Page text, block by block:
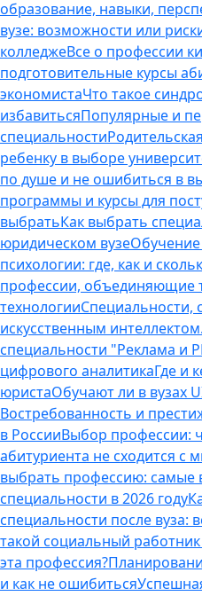
образование, навыки,
вузе: возможности или
колледжеВсе о профессии
подготовительные курсы
экономистаЧто такое
избавитьсяПопулярные и
специальности
ребенку в выборе
по душе и не ошибиться в
программы и курсы для
выбратьКак выбрать
юридическом вузе
психологии: где, как и
профессии, объединяющие
технологииСпециальности,
искусственным
специальности "Реклама и
цифрового аналитикаГде и
юристаОбучают ли в вузах
Востребованность и
в РоссииВыбор профессии:
абитуриента не сходится с
выбрать профессию: самые
специальности в 2026 году
специальности после вуза:
такой социальный
эта профессия?
и как не ошибиться